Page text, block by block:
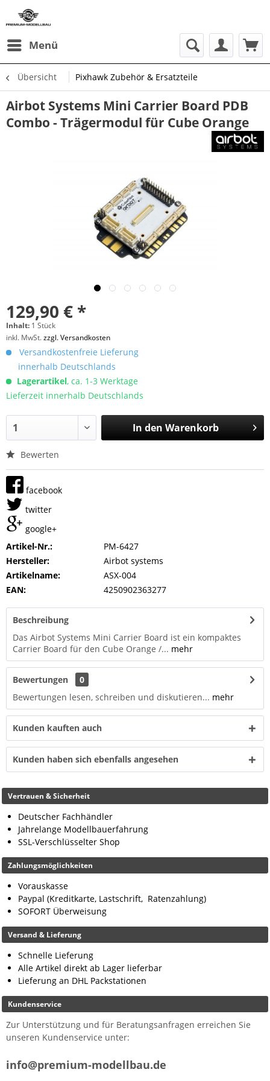
Menü
Übersicht Pixhawk Zubehör & Ersatzteile
Airbot Systems Mini Carrier Board PDB
Combo - Trägermodul für Cube Orange
129,90 € *
Inhalt: 1 Stück
inkl. MwSt.zzgl. Versandkosten
Versandkostenfreie Lieferung
innerhalb Deutschlands
Lagerartikel, ca. 1-3 Werktage
Lieferzeit innerhalb Deutschlands
In den Warenkorb
Bewerten
facebook
twitter
google+
Artikel-Nr.:
PM-6427
Hersteller:
Airbot systems
Artikelname:
ASX-004
EAN:
4250902363277
Beschreibung
Das Airbot Systems Mini Carrier Board ist ein kompaktes
Carrier Board für den Cube Orange /... mehr
Bewertungen
0
Bewertungen lesen, schreiben und diskutieren... mehr
Kunden kauften auch
Kunden haben sich ebenfalls angesehen
Vertrauen & Sicherheit
Deutscher Fachhändler
Jahrelange Modellbauerfahrung
SSL-Verschlüsselter Shop
Zahlungsmöglichkeiten
Vorauskasse
Paypal (Kreditkarte, Lastschrift, Ratenzahlung)
SOFORT Überweisung
Versand & Lieferung
Schnelle Lieferung
Alle Artikel direkt ab Lager lieferbar
Lieferung an DHL Packstationen
Kundenservice
Zur Unterstützung und für Beratungsanfragen erreichen Sie
unseren Kundenservice unter:
info@premium-modellbau.de